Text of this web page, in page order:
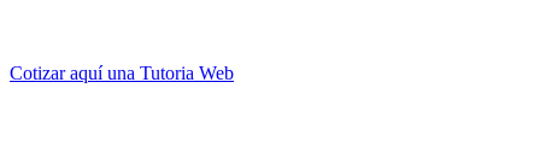
Cotizar aquí una Tutoria Web